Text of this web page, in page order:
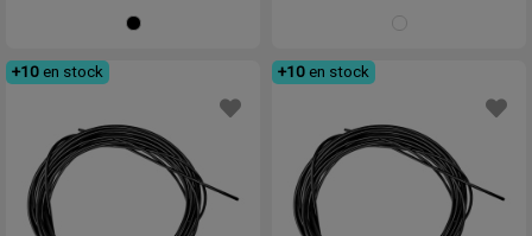
+10 en stock +10 en stock